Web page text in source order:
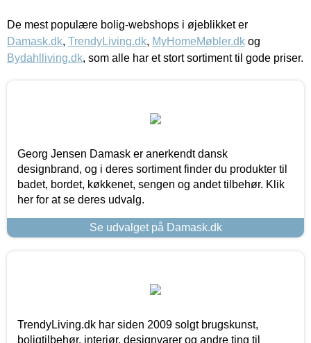
De mest populære bolig-webshops i øjeblikket er
Damask.dk, TrendyLiving.dk, MyHomeMøbler.dk og
Bydahlliving.dk, som alle har et stort sortiment til gode priser.
Georg Jensen Damask er anerkendt dansk
designbrand, og i deres sortiment finder du produkter til
badet, bordet, køkkenet, sengen og andet tilbehør. Klik
her for at se deres udvalg.
Se udvalget på Damask.dk
TrendyLiving.dk har siden 2009 solgt brugskunst,
boligtilbehør, interiør, designvarer og andre ting til